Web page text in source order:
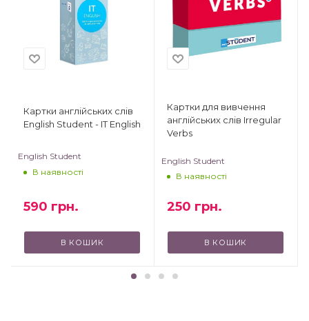
Картки англійських слів
English Student - IT English
English Student
В наявності
590 грн.
В КОШИК
Картки для вивчення
англійських слів Irregular
Verbs
English Student
В наявності
250 грн.
В КОШИК